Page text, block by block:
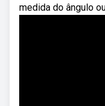
medida do ângulo